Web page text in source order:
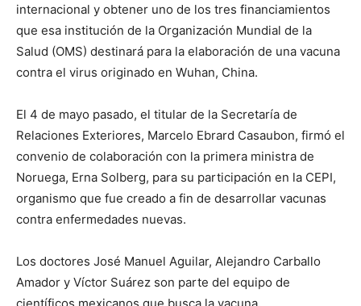
internacional y obtener uno de los tres financiamientos
que esa institución de la Organización Mundial de la
Salud (OMS) destinará para la elaboración de una vacuna
contra el virus originado en Wuhan, China.
El 4 de mayo pasado, el titular de la Secretaría de
Relaciones Exteriores, Marcelo Ebrard Casaubon, firmó el
convenio de colaboración con la primera ministra de
Noruega, Erna Solberg, para su participación en la CEPI,
organismo que fue creado a fin de desarrollar vacunas
contra enfermedades nuevas.
Los doctores José Manuel Aguilar, Alejandro Carballo
Amador y Víctor Suárez son parte del equipo de